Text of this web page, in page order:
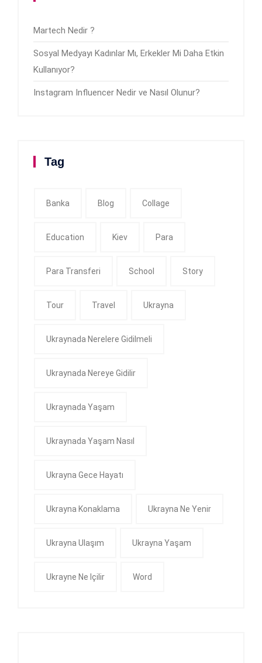
Martech Nedir ?
Sosyal Medyayı Kadınlar Mı, Erkekler Mi Daha Etkin
Kullanıyor?
Instagram Influencer Nedir ve Nasıl Olunur?
Tag
Banka Blog Collage
Education Kiev Para
Para Transferi School Story
Tour Travel Ukrayna
Ukraynada Nerelere Gidilmeli
Ukraynada Nereye Gidilir
Ukraynada Yaşam
Ukraynada Yaşam Nasıl
Ukrayna Gece Hayatı
Ukrayna Konaklama Ukrayna Ne Yenir
Ukrayna Ulaşım Ukrayna Yaşam
Ukrayne Ne Içilir Word